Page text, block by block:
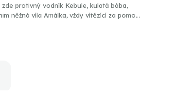
protivný vodník Kebule, kulatá bába,
něžná víla Amálka, vždy vítězící za pomoci